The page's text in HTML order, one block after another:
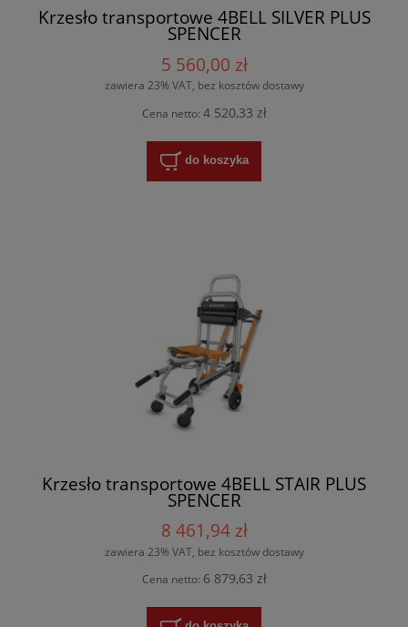
Krzesło transportowe 4BELL SILVER PLUS
SPENCER
5 560,00 zł
zawiera 23% VAT, bez kosztów dostawy
Cena netto: 4 520,33 zł
do koszyka
Krzesło transportowe 4BELL STAIR PLUS
SPENCER
8 461,94 zł
zawiera 23% VAT, bez kosztów dostawy
Cena netto: 6 879,63 zł